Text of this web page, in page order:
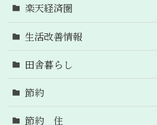
楽天経済圏
生活改善情報
田舎暮らし
節約
節約 住